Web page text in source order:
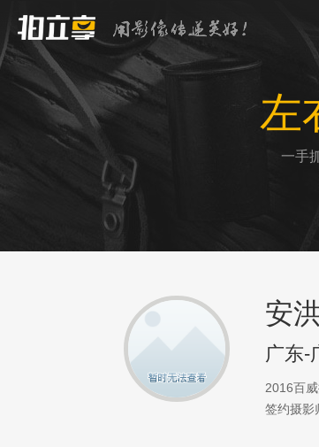
左
一手
安
广东-
2016百
签约摄影